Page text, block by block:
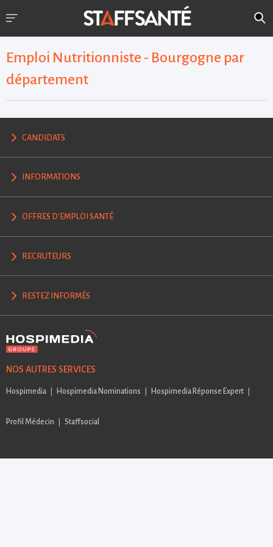
Emploi Nutritionniste - Bourgogne par
département
CANDIDATS
INFORMATIONS
OFFRES D'EMPLOI SANTÉ
RECRUTEURS
RESTEZ INFORMÉS
NOS AUTRES SERVICES
Hospimedia Hospimedia Nominations Hospimedia Réponse Expert
Profil Médecin Staffsocial